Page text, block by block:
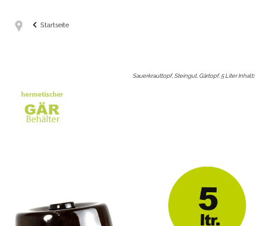
Startseite
Sauerkrauttopf, Steingut, Gärtopf, 5 Liter Inhalt: